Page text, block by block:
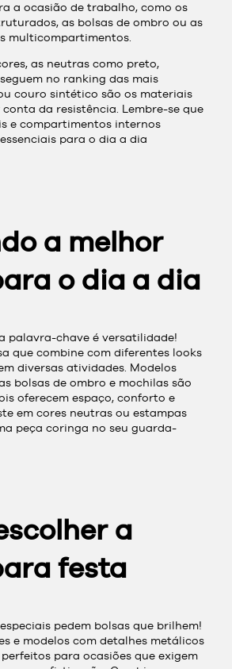
a ocasião de trabalho, como os
as bolsas de ombro ou as
multicompartimentos.
as neutras como preto,
no ranking das mais
couro sintético são os materiais
da resistência. Lembre-se que
e compartimentos internos
para o dia a dia
a melhor
o dia a dia
palavra-chave é versatilidade!
que combine com diferentes looks
diversas atividades. Modelos
bolsas de ombro e mochilas são
oferecem espaço, conforto e
em cores neutras ou estampas
peça coringa no seu guarda-
a
festa
pedem bolsas que brilhem!
e modelos com detalhes metálicos
para ocasiões que exigem